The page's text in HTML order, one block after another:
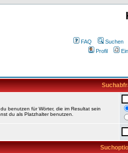
FAQ Suchen
Profil
benutzen für Wörter, die im Resultat sein
du als Platzhalter benutzen.